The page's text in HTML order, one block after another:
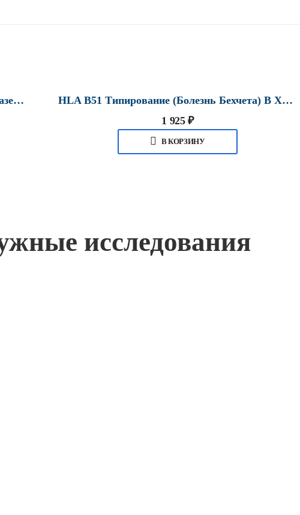
Анализ Митохондриальной ДНК (за 1 Образец) В Хабаровске
HLA B51 Типирование (болезнь Бехчета) В Хабаровске
1 925 ₽
В КОРЗИНУ
исследования